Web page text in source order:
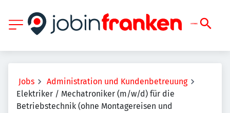
Jobs
Administration und Kundenbetreuung
Elektriker / Mechatroniker (m/w/d) für die
Betriebstechnik (ohne Montagereisen und